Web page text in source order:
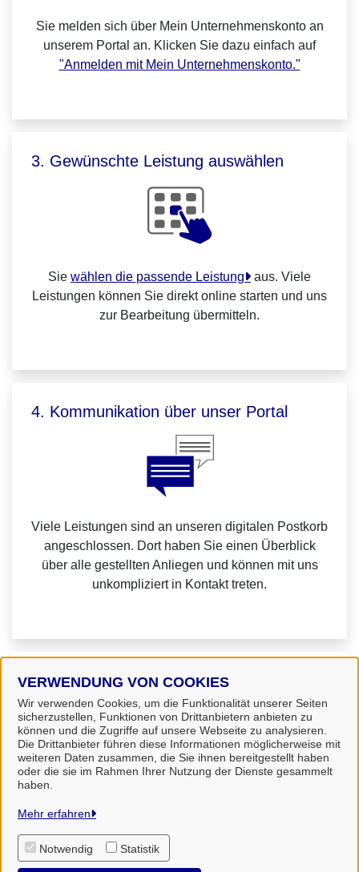
VERWENDUNG VON COOKIES
Wir verwenden Cookies, um die Funktionalität unserer Seiten
sicherzustellen, Funktionen von Drittanbietern anbieten zu
können und die Zugriffe auf unsere Webseite zu analysieren.
Die Drittanbieter führen diese Informationen möglicherweise mit
weiteren Daten zusammen, die Sie ihnen bereitgestellt haben
oder die sie im Rahmen Ihrer Nutzung der Dienste gesammelt
haben.
Mehr erfahren
Notwendig Statistik
Sie melden sich über Mein Unternehmenskonto an
unserem Portal an. Klicken Sie dazu einfach auf
"Anmelden mit Mein Unternehmenskonto."
3. Gewünschte Leistung auswählen
Sie wählen die passende Leistung
aus. Viele
Leistungen können Sie direkt online starten und uns
zur Bearbeitung übermitteln.
4. Kommunikation über unser Portal
Viele Leistungen sind an unseren digitalen Postkorb
angeschlossen. Dort haben Sie einen Überblick
über alle gestellten Anliegen und können mit uns
unkompliziert in Kontakt treten.
Weitere Informationen zu Mein Unternehmenskonto
finden Sie auf derFAQ-Seite von Mein
Unternehmenskonto.
Landkreis Uelzen
Alle Rechte vorbehalten